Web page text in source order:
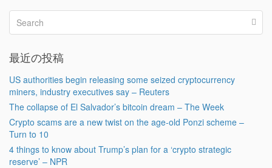
最近の投稿
US authorities begin releasing some seized cryptocurrency
miners, industry executives say – Reuters
The collapse of El Salvador’s bitcoin dream – The Week
Crypto scams are a new twist on the age-old Ponzi scheme –
Turn to 10
4 things to know about Trump’s plan for a ‘crypto strategic
reserve’ – NPR